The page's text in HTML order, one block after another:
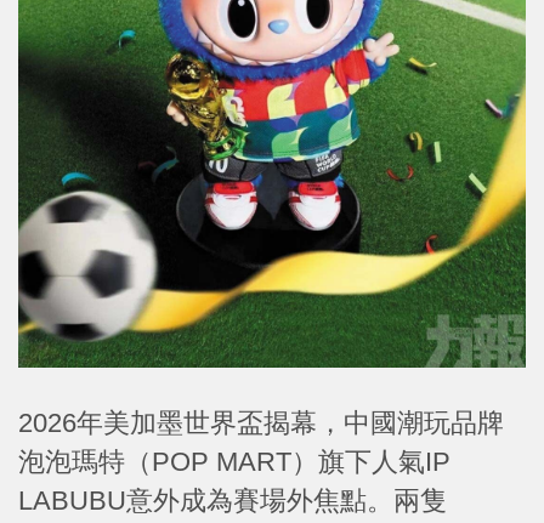
2026年美加墨世界盃揭幕，中國潮玩品牌
泡泡瑪特（POP MART）旗下人氣IP
LABUBU意外成為賽場外焦點。兩隻